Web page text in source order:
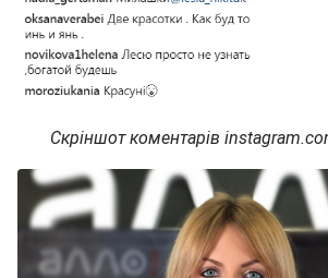
Скріншот коментарів